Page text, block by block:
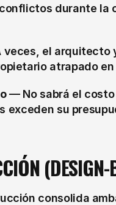
durante la
el arquitecto
atrapado en
— No sabrá el costo
exceden su
consolida